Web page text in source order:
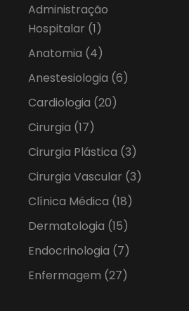
Administração
Hospitalar (1)
Anatomia (4)
Anestesiologia (6)
Cardiologia (20)
Cirurgia (17)
Cirurgia Plástica (3)
Cirurgia Vascular (3)
Clínica Médica (18)
Dermatologia (15)
Endocrinologia (7)
Enfermagem (27)